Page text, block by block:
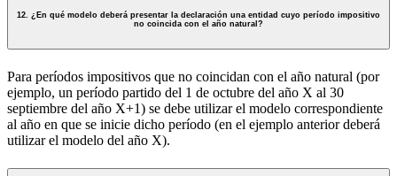
12. ¿En qué modelo deberá presentar la declaración una entidad cuyo período impositivo
no coincida con el año natural?
Para períodos impositivos que no coincidan con el año natural (por
ejemplo, un período partido del 1 de octubre del año X al 30
septiembre del año X+1) se debe utilizar el modelo correspondiente
al año en que se inicie dicho período (en el ejemplo anterior deberá
utilizar el modelo del año X).